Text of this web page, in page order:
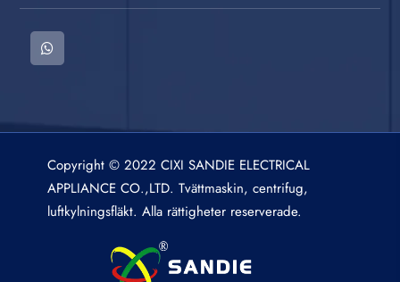
Copyright © 2022 CIXI SANDIE ELECTRICAL
APPLIANCE CO.,LTD. Tvättmaskin, centrifug,
luftkylningsfläkt. Alla rättigheter reserverade.